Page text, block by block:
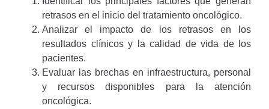
retrasos en el inicio del tratamiento oncológico.
Analizar el impacto de los retrasos en los
resultados clínicos y la calidad de vida de los
pacientes.
Evaluar las brechas en infraestructura, personal
y recursos disponibles para la atención
oncológica.